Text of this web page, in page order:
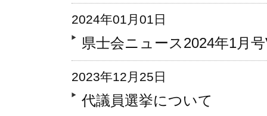
2024年01月01日
県士会ニュース2024年1月
2023年12月25日
代議員選挙について